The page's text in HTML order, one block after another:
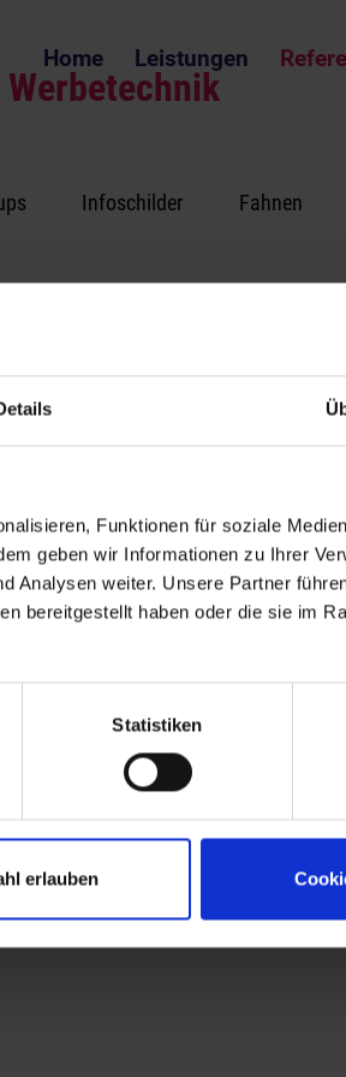
Funktionen für soziale
geben wir Informationen zu Ihrer
Analysen weiter. Unsere Partner
bereitgestellt haben oder die sie im
Statistiken
erlauben
Home Leistungen
Werbetechnik
Infoschilder Fahnen